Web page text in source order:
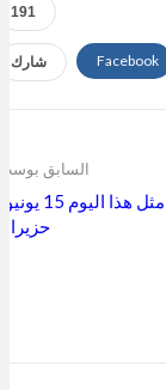
191
شارك Facebook
السابق
حدث في مثل هذا اليوم 15